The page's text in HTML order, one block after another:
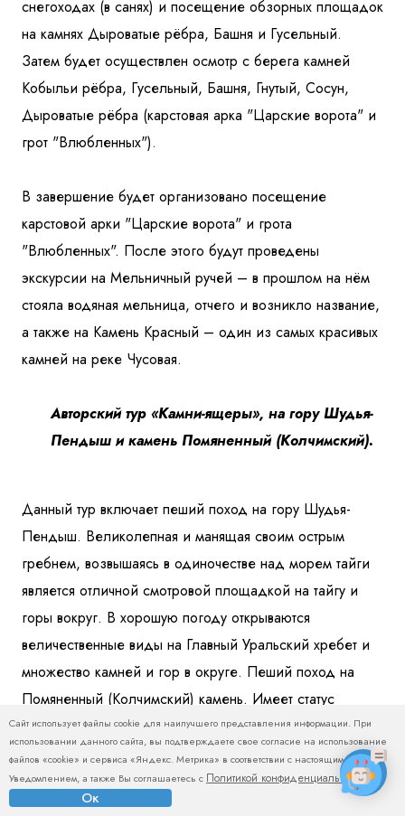
снегоходах (в санях) и посещение обзорных площадок
на камнях Дыроватые рёбра, Башня и Гусельный.
Затем будет осуществлен осмотр с берега камней
Кобыльи рёбра, Гусельный, Башня, Гнутый, Сосун,
Дыроватые рёбра (карстовая арка "Царские ворота" и
грот "Влюбленных").
В завершение будет организовано посещение
карстовой арки "Царские ворота" и грота
"Влюбленных". После этого будут проведены
экскурсии на Мельничный ручей – в прошлом на нём
стояла водяная мельница, отчего и возникло название,
а также на Камень Красный – один из самых красивых
камней на реке Чусовая.
Авторский тур «Камни-ящеры», на гору Шудья-
Пендыш и камень Помяненный (Колчимский).
Данный тур включает пеший поход на гору Шудья-
Пендыш. Великолепная и манящая своим острым
гребнем, возвышаясь в одиночестве над морем тайги
является отличной смотровой площадкой на тайгу и
горы вокруг. В хорошую погоду открываются
величественные виды на Главный Уральский хребет и
множество камней и гор в округе. Пеший поход на
Помяненный (Колчимский) камень. Имеет статус
памятника природы. Помяненный камень с
причудливыми каменными останцами на вершине
способен заворожить своей красотой любого туриста.
Хребет виден еще издали, возвышаясь над морем
Сайт использует файлы cookie для наилучшего представления информации. При
использовании данного сайта, вы подтверждаете свое согласие на использование
файлов «cookie» и сервиса «Яндекс. Метрика» в соответствии с настоящим
Уведомлением, а также Вы соглашаетесь с Политикой конфиденциальности.
Ок